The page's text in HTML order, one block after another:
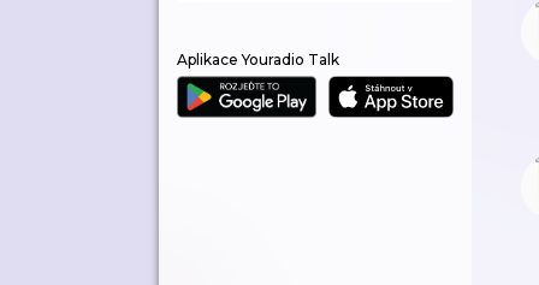
Aplikace Youradio Talk